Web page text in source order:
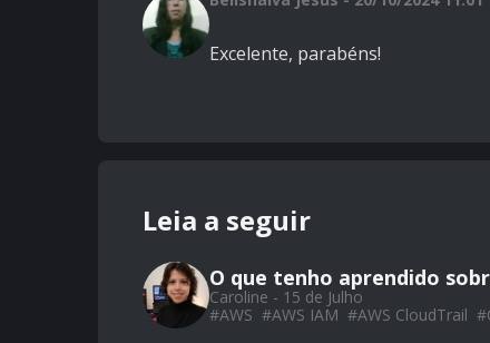
Excelente, parabéns!
Leia a seguir
O que tenho aprendido
Caroline - 15 de Julho
#AWS #AWS IAM #AWS CloudTrail #